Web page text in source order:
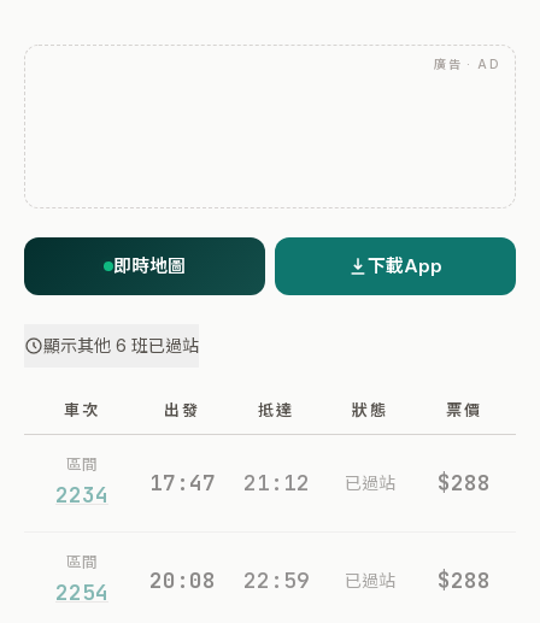
廣告 · AD
即時地圖 下載App
顯示其他 6 班已過站
車次 出發 抵達 狀態 票價
區間
2234 17:47 21:12 已過站 $288
區間
2254 20:08 22:59 已過站 $288